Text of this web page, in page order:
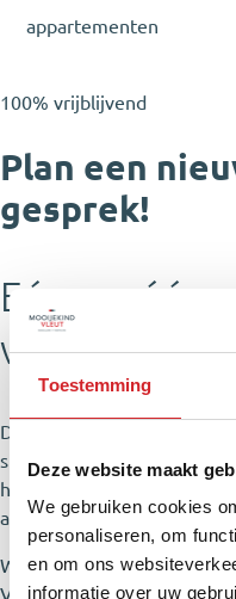
Toestemming
Deze website maakt
We gebruiken cookies
personaliseren, om
en om ons
informatie over uw
appartementen
100% vrijblijvend
Plan een
gesprek!
Eén-op-één
vrijblijvend
Dan nemen we rustig de
situatie en woonwensen.
hoe je nu woont. En welke
aansluiten.
We leggen je ook meteen
Van het inschrijven en